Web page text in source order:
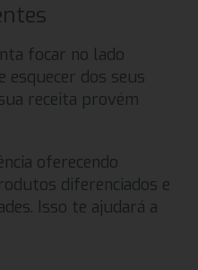
focar no lado
esquecer dos seus
receita provém
oferecendo
diferenciados e
Isso te ajudará a